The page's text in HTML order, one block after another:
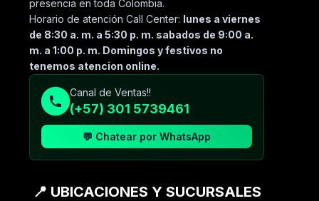
presencia en toda Colombia.
Horario de atención Call Center: lunes a viernes
de 8:30 a. m. a 5:30 p. m. sabados de 9:00 a.
m. a 1:00 p. m. Domingos y festivos no
tenemos atencion online.
Canal de Ventas!!
(+57) 301 5739461
💬 Chatear por WhatsApp
📍 UBICACIONES Y SUCURSALES